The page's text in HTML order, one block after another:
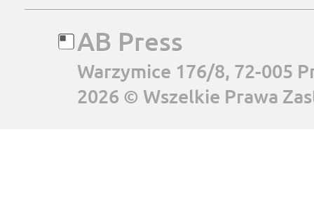
AB Press
Warzymice 176/8, 72-005
2026 © Wszelkie Prawa